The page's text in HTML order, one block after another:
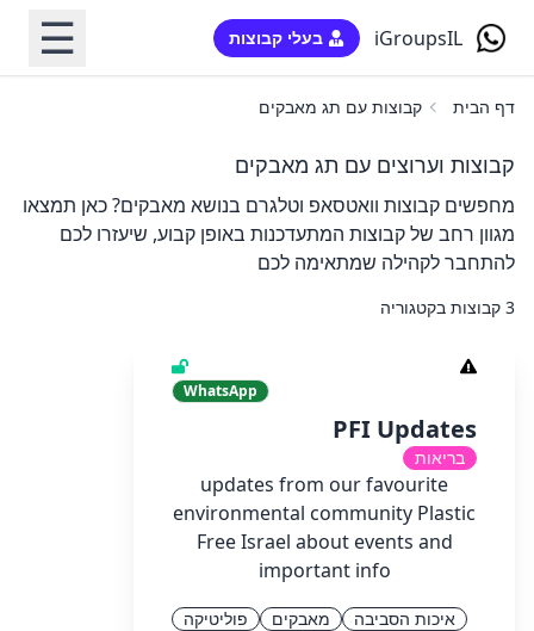
iGroupsIL בעלי קבוצות ☰
דף הבית קבוצות עם תג מאבקים
קבוצות וערוצים עם תג מאבקים
מחפשים קבוצות וואטסאפ וטלגרם בנושא מאבקים? כאן תמצאו
מגוון רחב של קבוצות המתעדכנות באופן קבוע, שיעזרו לכם
להתחבר לקהילה שמתאימה לכם
3 קבוצות בקטגוריה
WhatsApp
PFI Updates
בריאות
updates from our favourite
environmental community Plastic
Free Israel about events and
important info
איכות הסביבה מאבקים
פוליטיקה